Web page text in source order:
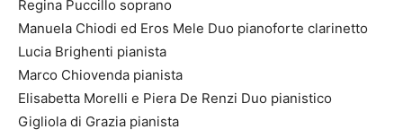
Regina Puccillo soprano
Manuela Chiodi ed Eros Mele Duo pianoforte clarinetto
Lucia Brighenti pianista
Marco Chiovenda pianista
Elisabetta Morelli e Piera De Renzi Duo pianistico
Gigliola di Grazia pianista